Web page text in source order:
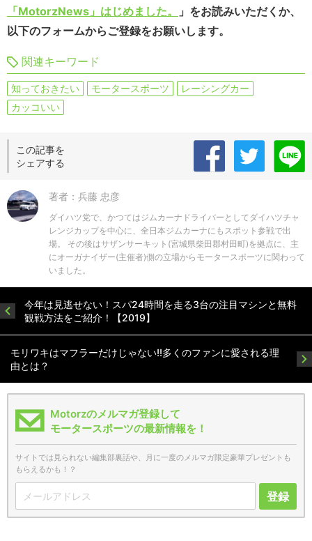
「MotorzNews」はじめました。
」をお読みいただくか、
以下のフォームからご登録をお願いします。
関連キーワード
知っておきたい モータースポーツ
レーシングカー
カッコいい
この記事を
シェアする
著者：兵藤 忠彦
ダイハツ党で、かつてはジムカーナドライバーとしてダイハツチャ
レンジカップを中心に、全日本ジムカーナにもスポット参戦で出
場。 その後はサザンサーキット(宮城県柴田郡村田町)を拠点に、主
にオーガナイザー(主催者)側の立場からモータースポーツに関わって
いました。
今年は見逃せない！スパ24時間を走る3台の注目マシンと無料
観戦方法をご紹介！【2019】
モリワキはマフラーだけじゃない!!多くのファンに愛される理
由とは？
Motorzのメルマガ登録して
モータースポーツの最新情報を！
サイトでは見られない編集部裏話や、月に一度のメルマガ限定豪華プレゼントも
もらえるかも！？
登録